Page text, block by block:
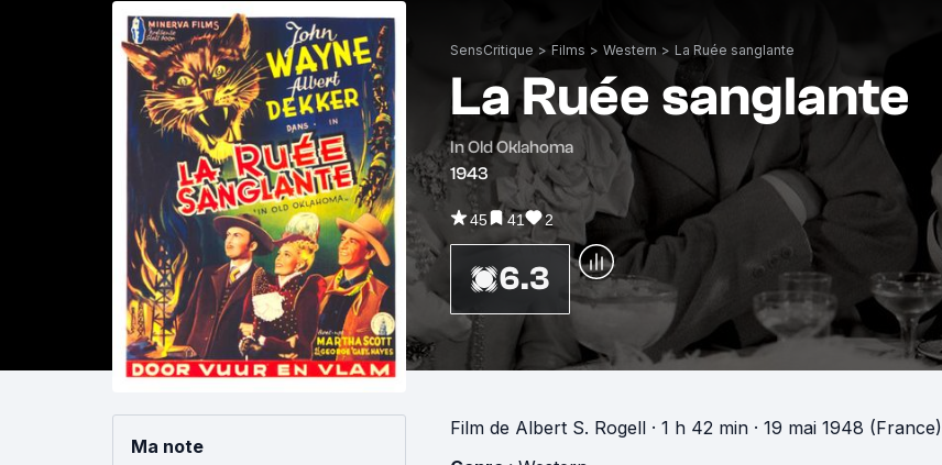
SensCritique > Films > Western > La Ruée sanglante
La Ruée sanglante
In Old Oklahoma
1943
45 41 2
6.3
Ma note
Film de Albert S. Rogell · 1 h 42 min · 19 mai 1948 (France)